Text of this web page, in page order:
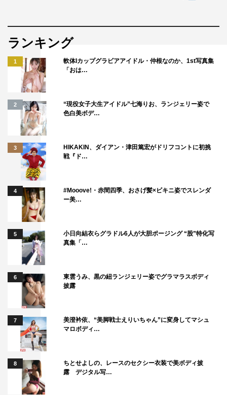
＜出演者＞
＜スタッフ＞
原作：井浦秀夫「刑事ゆがみ」（小学館「ビッグコミック
オリジナル」連載中）
脚本：
倉光泰子（『ラヴソング』『突然ですが、明日結婚しま
す』）
大北はるか（『好きな人がいること』『テディ・ゴ
ー！』）
藤井清美（映画「るろうに剣心」シリーズ、『恋愛時代』
『ウツボカズラの夢』）
プロデュース：
藤野良太（『好きな人がいること』『恋仲』『水球ヤンキ
ース』）
高田雄貴（『Chef～三ツ星の給食～』『OUR
HOUSE』）
演出：
西谷弘（『昼顔～平日午後3時の恋人たち～』『ガリレ
オ』『任侠ヘルパー』）
加藤裕将（『最高の離婚』『問題のあるレストラン』『ラ
スト・フレンズ』）
宮木正悟（『水球ヤンキース』『残念な夫。』『失恋ショ
コラティエ』）
制作：フジテレビ
ランキング
1
軟体Iカップグラビアアイドル・仲根なのか、1st写真集
「おは…
2
“現役女子大生アイドル”七海りお、ランジェリー姿で
色白美ボデ…
3
HIKAKIN、ダイアン・津田篤宏がドリフコントに初挑
戦『ド…
4
#Mooove!・赤間四季、おさげ髪×ビキニ姿でスレンダ
ー美…
5
小日向結衣らグラドル6人が大胆ポージング “股”特化写
真集「…
6
東雲うみ、黒の紐ランジェリー姿でグラマラスボディ
披露
7
美澄衿依、“美脚戦士えりいちゃん”に変身してマシュ
マロボディ…
8
ちとせよしの、レースのセクシー衣装で美ボディ披
露 デジタル写…